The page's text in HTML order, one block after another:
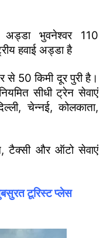
अड्डा भुवनेश्वर 110
हवाई अड्डा है
50 किमी दूर पुरी है।
सीधी ट्रेन सेवाएं
चेन्नई, कोलकाता,
टैक्सी और ऑटो सेवाएं
टूरिस्ट प्लेस